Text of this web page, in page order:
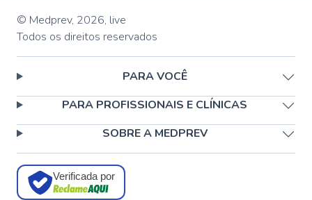
© Medprev, 2026, live
Todos os direitos reservados
PARA VOCÊ
PARA PROFISSIONAIS E CLÍNICAS
SOBRE A MEDPREV
Verificada por